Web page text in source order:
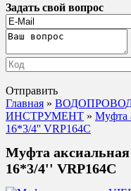
Задать свой вопрос
Отправить
Главная »
ИНСТРУМЕНТ » Муфта
16*3/4'' VRP164C
Муфта
16*3/4'' VRP164C